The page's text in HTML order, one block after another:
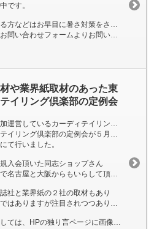
です。
などはお早目に暑さ対策をされては？
い合わせフォームよりお問い合わせ下さい。
や業界紙取材のあった東
イリング倶楽部の定例会
営しているカーディテイリングのプロ集団
イリング倶楽部の定例会が５月９日
て行いました。
入会頂いた同志ショップさん
名古屋と大阪からもいらして頂きました
社と業界紙の２社の取材もあり
はありますが注目されつつあります。
ては、HPの独り言ページに画像を少し